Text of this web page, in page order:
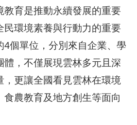
教育是推動永續發展的重要
民環境素養與行動力的重要
4個單位，分別來自企業、學
體，不僅展現雲林多元且深
，更讓全國看見雲林在環境
食農教育及地方創生等面向